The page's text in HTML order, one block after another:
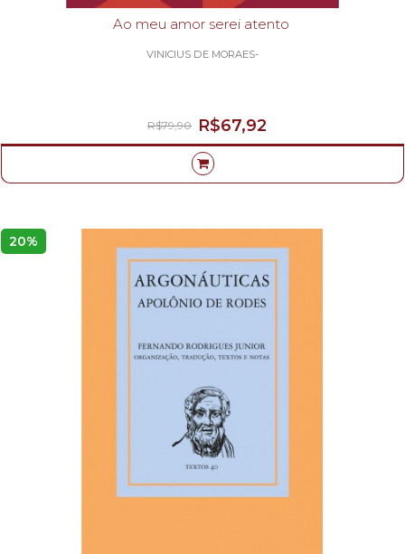
Ao meu amor serei atento
VINICIUS DE MORAES-
R$67,92
R$79,90
20%